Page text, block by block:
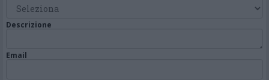
Descrizione
Email